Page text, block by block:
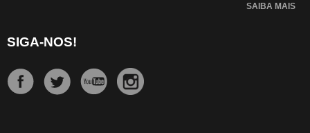
SAIBA MAIS
SIGA-NOS!